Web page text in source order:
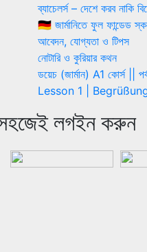
ব্যাচেলর্স – দেশে করব নাকি
🇩🇪 জার্মানিতে ফুল ফান্ডেড
আবেদন, যোগ্যতা ও টিপস
নোটারি ও কুরিয়ার কথন
ডয়েচ (জার্মান) A1 কোর্স
Lesson 1 |
লগইন করুন